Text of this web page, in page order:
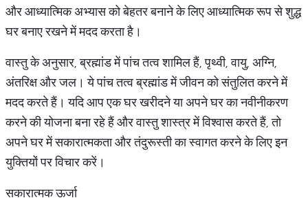
और आध्यात्मिक अभ्यास को बेहतर बनाने के लिए आध्यात्मिक रूप से शुद्ध
घर बनाए रखने में मदद करता है।
वास्तु के अनुसार, ब्रह्मांड में पांच तत्व शामिल हैं, पृथ्वी, वायु, अग्नि,
अंतरिक्ष और जल। ये पांच तत्व ब्रह्मांड में जीवन को संतुलित करने में
मदद करते हैं। यदि आप एक घर खरीदने या अपने घर का नवीनीकरण
करने की योजना बना रहे हैं और वास्तु शास्त्र में विश्वास करते हैं, तो
अपने घर में सकारात्मकता और तंदुरूस्ती का स्वागत करने के लिए इन
युक्तियों पर विचार करें।
सकारात्मक ऊर्जा